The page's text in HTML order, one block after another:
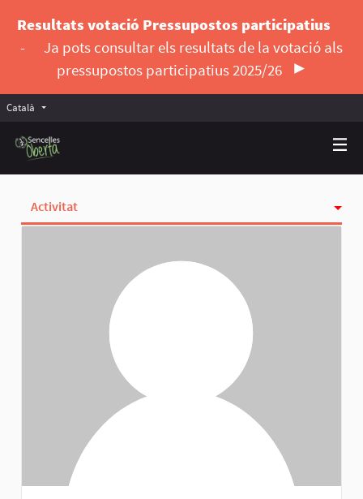
Resultats votació Pressupostos participatius
-
Ja pots consultar els resultats de la votació als
pressupostos participatius 2025/26
Català Triar la llengua
Activitat